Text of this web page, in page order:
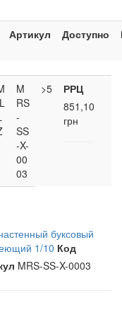
Артикул Доступно
M
RS
-
SS
-X-
00
03
>5
РРЦ
851,10
грн
буксовый
1/10 Код
MRS-SS-X-0003